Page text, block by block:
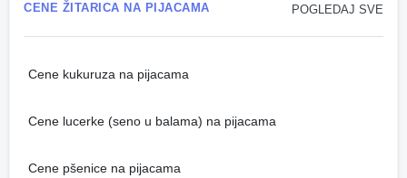
POGLEDAJ SVE
CENE ŽITARICA NA PIJACAMA
Cene kukuruza na pijacama
Cene lucerke (seno u balama) na pijacama
Cene pšenice na pijacama